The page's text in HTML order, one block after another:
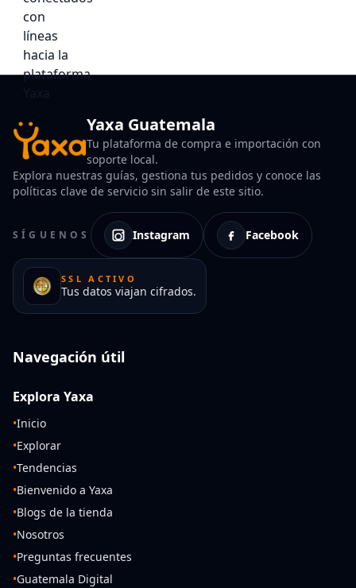
Yaxa Guatemala
Tu plataforma de compra e importación con
soporte local.
Explora nuestras guías, gestiona tus pedidos y conoce las
políticas clave de servicio sin salir de este sitio.
SÍGUENOS Instagram Facebook
SSL ACTIVO
Tus datos viajan cifrados.
Navegación útil
Explora Yaxa
•Inicio
•Explorar
•Tendencias
•Bienvenido a Yaxa
•Blogs de la tienda
•Nosotros
•Preguntas frecuentes
•Guatemala Digital